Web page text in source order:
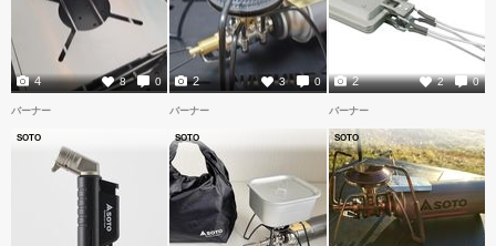
8 0
4 3 0
2 2 0
2
バーナー
SOTO
バーナー
SOTO
バーナー
SOTO